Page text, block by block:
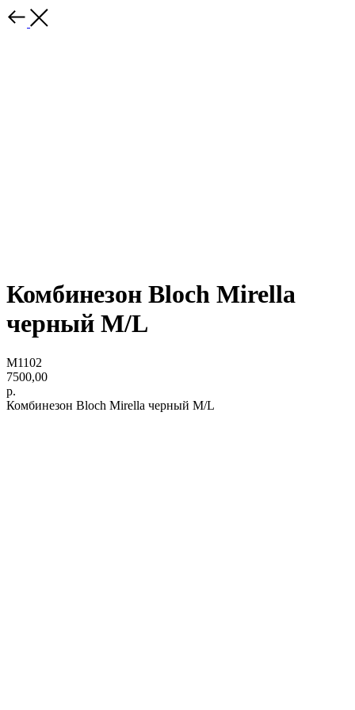
Комбинезон Bloch Mirella
черный M/L
M1102
7500,00
р.
Комбинезон Bloch Mirella черный M/L